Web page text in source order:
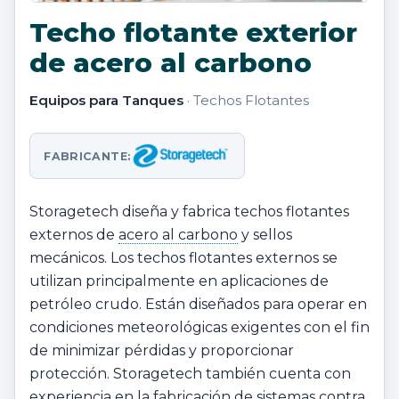
Techo flotante exterior
de acero al carbono
Equipos para Tanques · Techos Flotantes
FABRICANTE:
Storagetech diseña y fabrica techos flotantes
externos de acero al carbono y sellos
mecánicos. Los techos flotantes externos se
utilizan principalmente en aplicaciones de
petróleo crudo. Están diseñados para operar en
condiciones meteorológicas exigentes con el fin
de minimizar pérdidas y proporcionar
protección. Storagetech también cuenta con